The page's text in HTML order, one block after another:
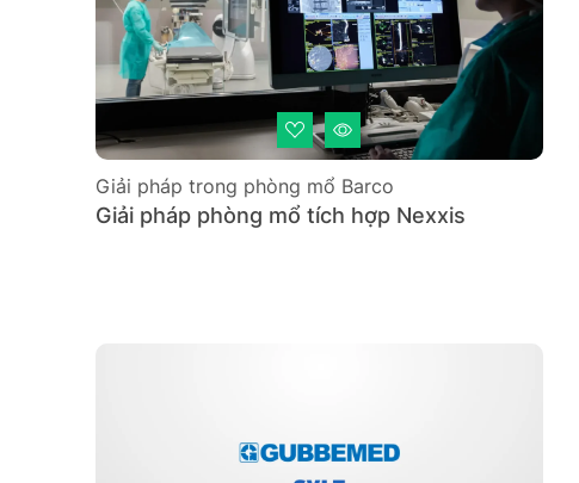
Giải pháp trong phòng mổ Barco
Giải pháp phòng mổ tích hợp Nexxis